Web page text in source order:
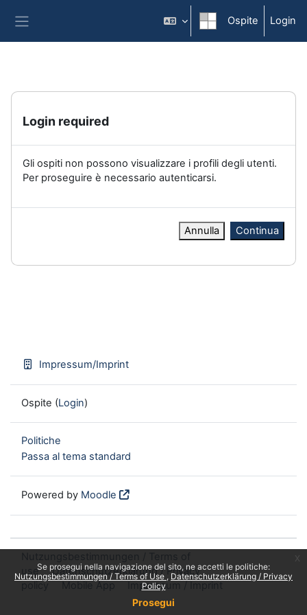
Se prosegui nella navigazione del sito, ne accetti le politiche:
Nutzungsbestimmungen / Terms of Use
Datenschutzerklärung / Privacy
Policy
Prosegui
Ospite Login
Login required
Gli ospiti non possono visualizzare i profili degli utenti.
Per proseguire è necessario autenticarsi.
Annulla Continua
Impressum/Imprint
Ospite (Login)
Politiche
Passa al tema standard
Powered by Moodle
use
Datenschutzerklärung / Privacy
policy
Mobile App Impressum / Imprint